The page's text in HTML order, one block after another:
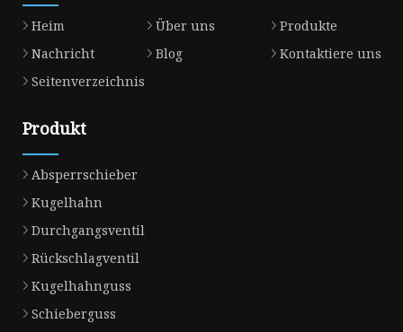
Heim Über uns
Produkte
Nachricht
Blog
Kontaktiere uns
Seitenverzeichnis
Produkt
Absperrschieber
Kugelhahn
Durchgangsventil
Rückschlagventil
Kugelhahnguss
Schieberguss